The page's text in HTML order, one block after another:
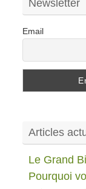
Newsletter
Email
Articles
Le Grand
Pourquoi